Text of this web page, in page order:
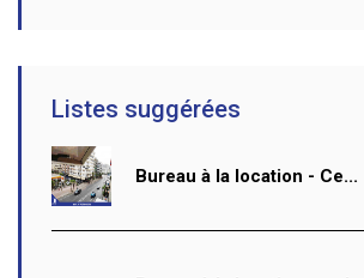
Listes suggérées
Bureau à la location - Ce...